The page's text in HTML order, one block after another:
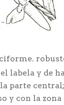
labela y de
parte
y con la zona